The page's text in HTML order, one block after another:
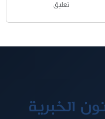
تعليق